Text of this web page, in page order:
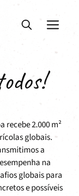
recebe 2.000 m²
globais.
a
na
globais para
e possíveis